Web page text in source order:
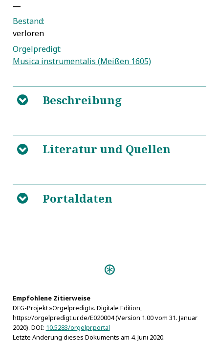
—
Bestand:
verloren
Orgelpredigt:
Musica instrumentalis (Meißen 1605)
B Beschreibung
B Literatur und Quellen
5
Historische Orgeln in Sachsen. Ein
Orgelinventar
B Portaldaten
Musica instrumentalis (Meißen
abzustattende Lob (Altenburg s.a.)
Personen:
Frietzsch, Gottfried
Empfohlene Zitierweise
DFG-Projekt »Orgelpredigt«. Digitale Edition,
https://orgelpredigt.ur.de/E020004 (Version 1.00 vom 31. Januar
2020). DOI: 10.5283/orgelpr.portal
Letzte Änderung dieses Dokuments am 4. Juni 2020.